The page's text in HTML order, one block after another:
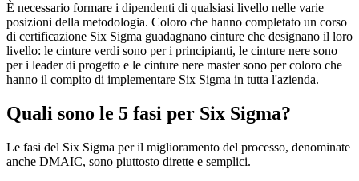
È necessario formare i dipendenti di qualsiasi livello nelle varie
posizioni della metodologia. Coloro che hanno completato un corso
di certificazione Six Sigma guadagnano cinture che designano il loro
livello: le cinture verdi sono per i principianti, le cinture nere sono
per i leader di progetto e le cinture nere master sono per coloro che
hanno il compito di implementare Six Sigma in tutta l'azienda.
Quali sono le 5 fasi per Six Sigma?
Le fasi del Six Sigma per il miglioramento del processo, denominate
anche DMAIC, sono piuttosto dirette e semplici.